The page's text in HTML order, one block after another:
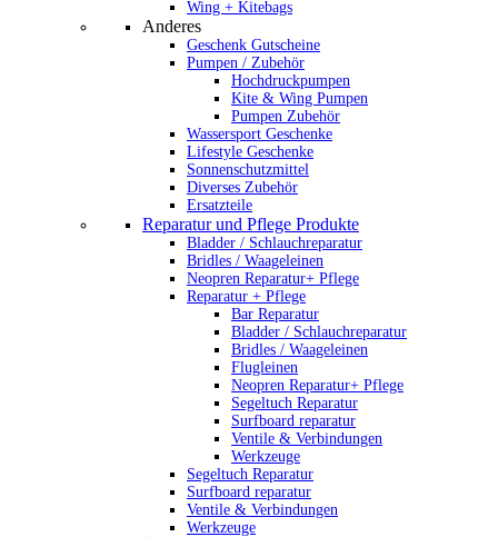
Wing + Kitebags
Anderes
Geschenk Gutscheine
Pumpen / Zubehör
Hochdruckpumpen
Kite & Wing Pumpen
Pumpen Zubehör
Wassersport Geschenke
Lifestyle Geschenke
Sonnenschutzmittel
Diverses Zubehör
Ersatzteile
Reparatur und Pflege Produkte
Bladder / Schlauchreparatur
Bridles / Waageleinen
Neopren Reparatur+ Pflege
Reparatur + Pflege
Bar Reparatur
Bladder / Schlauchreparatur
Bridles / Waageleinen
Flugleinen
Neopren Reparatur+ Pflege
Segeltuch Reparatur
Surfboard reparatur
Ventile & Verbindungen
Werkzeuge
Segeltuch Reparatur
Surfboard reparatur
Ventile & Verbindungen
Werkzeuge